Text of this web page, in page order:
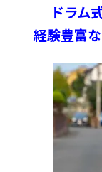
ドラム
経験豊富